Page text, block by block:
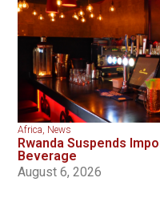
Africa, News
Rwanda Suspends
Beverage
August 6, 2026